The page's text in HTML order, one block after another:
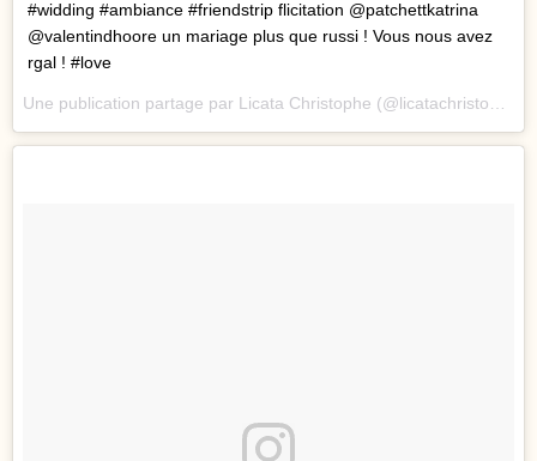
#widding #ambiance #friendstrip flicitation @patchettkatrina
@valentindhoore un mariage plus que russi ! Vous nous avez
rgal ! #love